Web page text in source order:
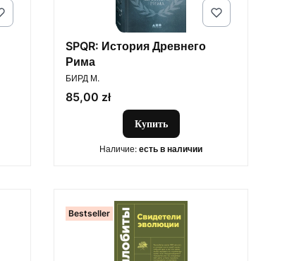
SPQR: История Древнего
Рима
ПРОИЗВОДИТЕЛЬ
БИРД М.
Цена
85,00 zł
Купить
Наличие: есть в наличии
Bestseller